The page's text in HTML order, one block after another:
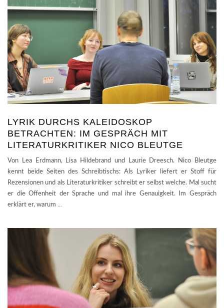
LYRIK DURCHS KALEIDOSKOP
BETRACHTEN: IM GESPRÄCH MIT
LITERATURKRITIKER NICO BLEUTGE
Von Lea Erdmann, Lisa Hildebrand und Laurie Dreesch. Nico Bleutge
kennt beide Seiten des Schreibtischs: Als Lyriker liefert er Stoff für
Rezensionen und als Literaturkritiker schreibt er selbst welche. Mal sucht
er die Offenheit der Sprache und mal ihre Genauigkeit. Im Gespräch
erklärt er, warum …